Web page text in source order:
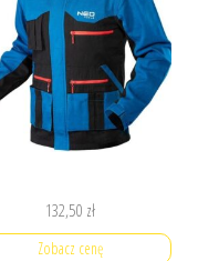
132,50 zł
Zobacz cenę